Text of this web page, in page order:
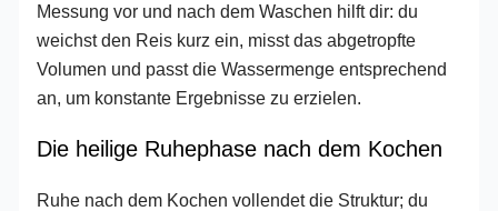
Messung vor und nach dem Waschen hilft dir: du
weichst den Reis kurz ein, misst das abgetropfte
Volumen und passt die Wassermenge entsprechend
an, um konstante Ergebnisse zu erzielen.
Die heilige Ruhephase nach dem Kochen
Ruhe nach dem Kochen vollendet die Struktur; du